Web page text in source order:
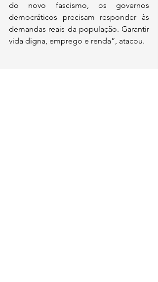
do novo fascismo, os governos
democráticos precisam responder às
demandas reais da população. Garantir
vida digna, emprego e renda”, atacou.